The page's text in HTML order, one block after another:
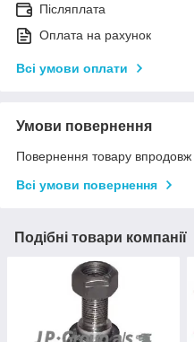
Післяплата
Оплата на рахунок
Всі умови оплати
Умови повернення
Повернення товару впродовж
Всі умови повернення
Подібні товари компанії